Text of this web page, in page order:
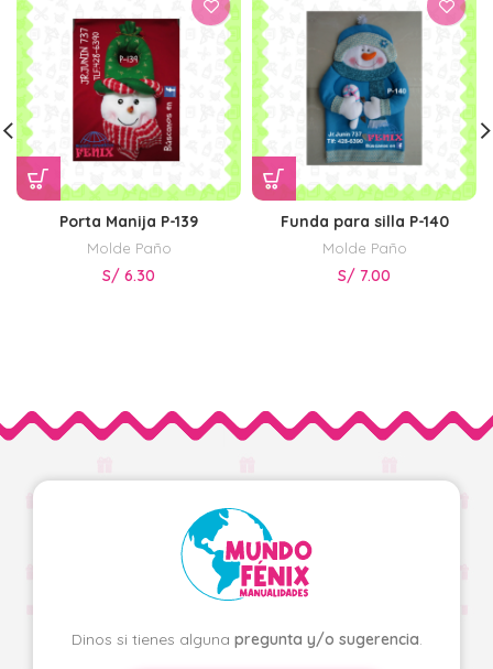
Porta Manija P-139
Molde Paño
S/ 6.30
Funda para silla P-140
Molde Paño
S/ 7.00
Dinos si tienes alguna pregunta y/o sugerencia.